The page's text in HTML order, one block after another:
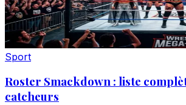
Sport
Roster Smackdown : liste
catcheurs